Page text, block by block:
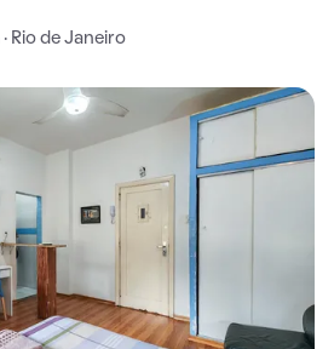
Rio de Janeiro